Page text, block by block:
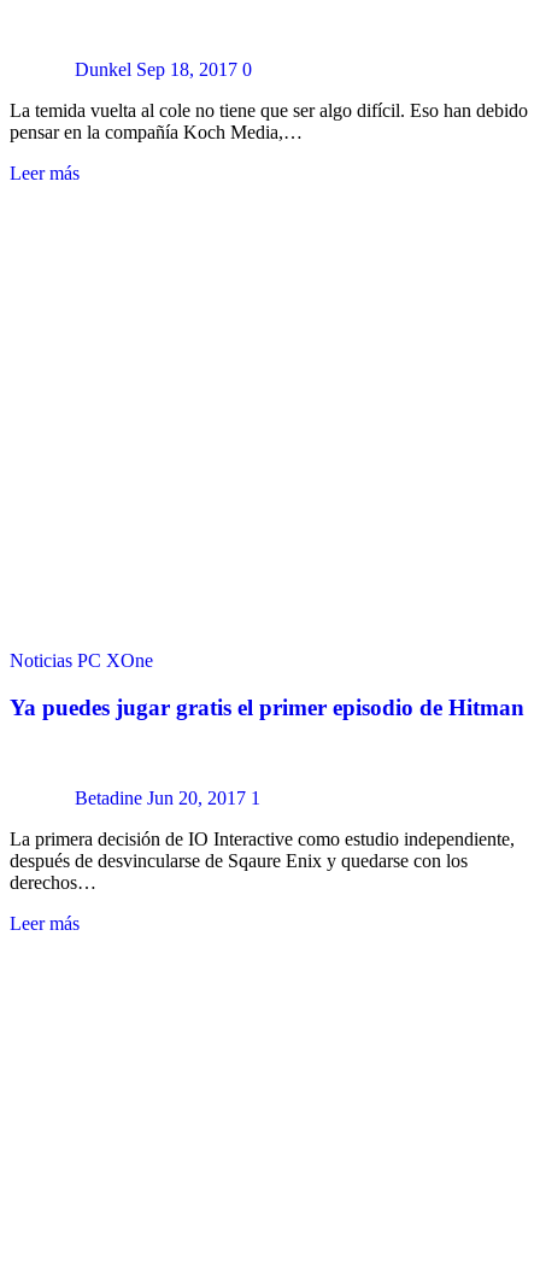
Dunkel Sep 18, 2017 0
La temida vuelta al cole no tiene que ser algo difícil. Eso han debido
pensar en la compañía Koch Media,…
Leer más
Noticias PC XOne
Ya puedes jugar gratis el primer episodio de Hitman
Betadine Jun 20, 2017 1
La primera decisión de IO Interactive como estudio independiente,
después de desvincularse de Sqaure Enix y quedarse con los
derechos…
Leer más